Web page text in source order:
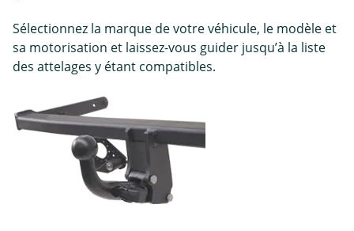
Sélectionnez la marque de votre véhicule, le modèle et
sa motorisation et laissez-vous guider jusqu’à la liste
des attelages y étant compatibles.